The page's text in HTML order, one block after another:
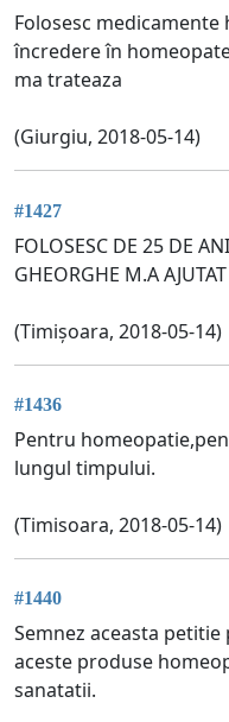
Folosesc
încredere în
ma trateaza
(Giurgiu, 2018-05-14)
#1427
FOLOSESC DE 25 DE
GHEORGHE M.A
(Timișoara, 2018-05-14)
#1436
Pentru
lungul timpului.
(Timisoara, 2018-05-14)
#1440
Semnez aceasta
aceste produse
sanatatii.